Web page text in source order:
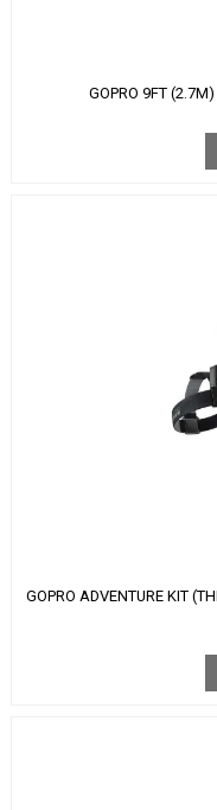
GOPRO 9FT
GOPRO ADVENTURE KIT